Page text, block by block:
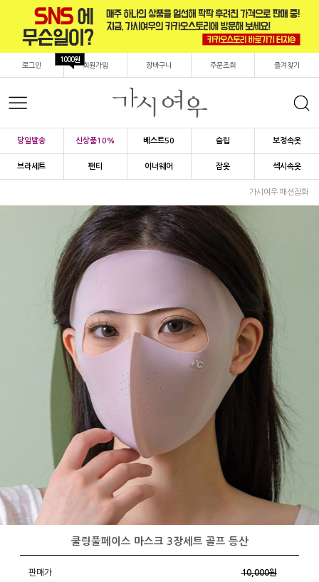
로그인 회원가입
1000원
장바구니 주문조회 즐겨찾기
당일발송 신상품10% 베스트50 슬립 보정속옷
브라세트 팬티 이너웨어 잠옷 섹시속옷
가시여우 패션잡화
쿨링풀페이스 마스크 3장세트 골프 등산
판매가 10,000원